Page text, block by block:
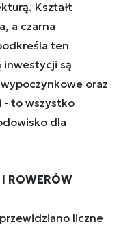
Kształt
a czarna
ten
inwestycji są
oraz
- to wszystko
dla
I ROWERÓW
liczne